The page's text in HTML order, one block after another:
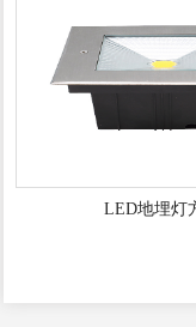
LED地埋灯